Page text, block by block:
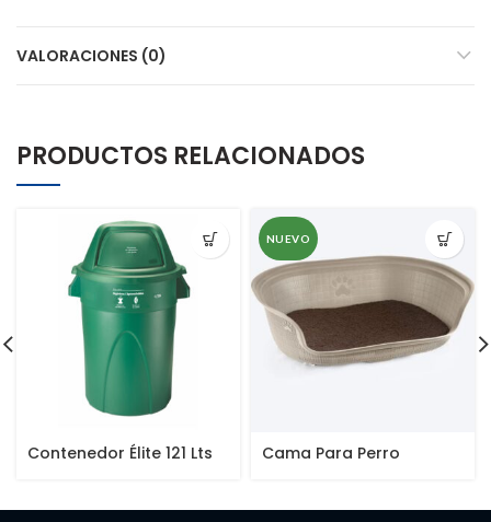
VALORACIONES (0)
PRODUCTOS RELACIONADOS
Contenedor Élite 121 Lts
NUEVO
Cama Para Perro